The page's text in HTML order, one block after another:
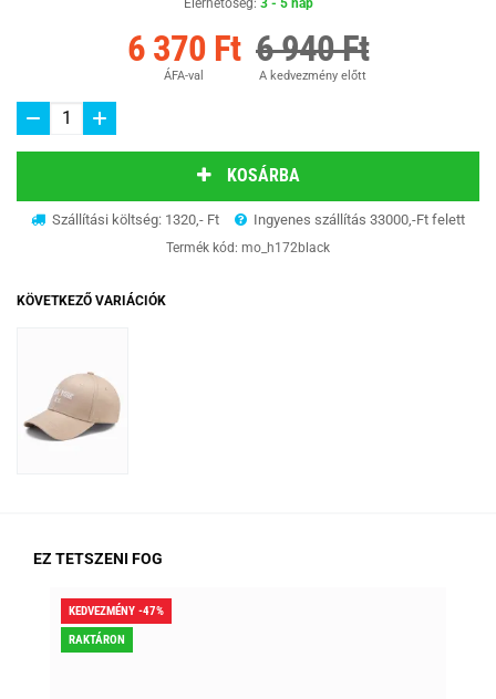
6 370 Ft
ÁFA-val
6 940 Ft
A kedvezmény előtt
KOSÁRBA
Szállítási költség: 1320,- Ft Ingyenes szállítás 33000,-Ft felett
Termék kód: mo_h172black
KÖVETKEZŐ VARIÁCIÓK
EZ TETSZENI FOG
KEDVEZMÉNY -47%
RAKTÁRON